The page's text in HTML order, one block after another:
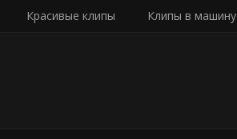
Красивые клипы Клипы в машину